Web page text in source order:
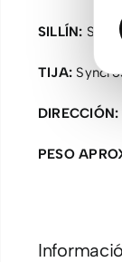
SILLÍN:
TIJA:
DIRECCIÓN:
PESO